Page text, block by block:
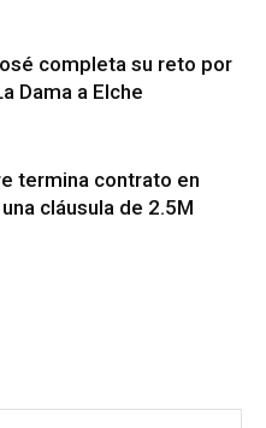
completa su reto por
Dama a Elche
termina contrato en
cláusula de 2.5M